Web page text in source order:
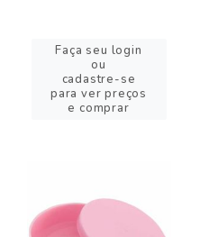
Faça seu login
ou
cadastre-se
para ver preços
e comprar